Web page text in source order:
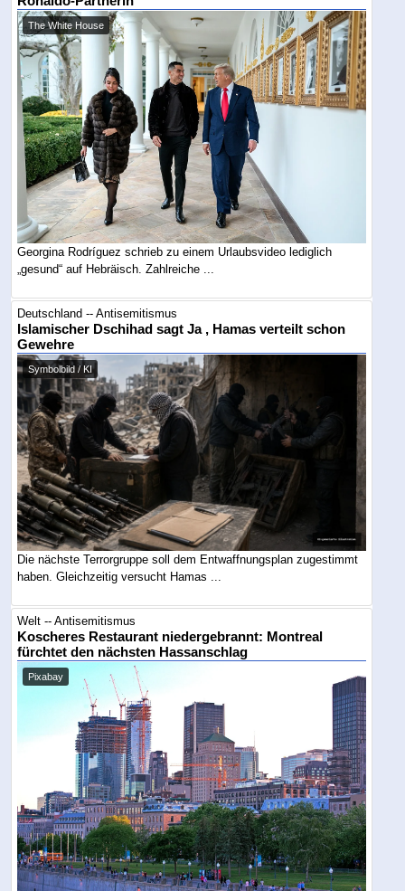
The White House
Georgina Rodríguez schrieb zu einem Urlaubsvideo lediglich
„gesund“ auf Hebräisch. Zahlreiche ...
Deutschland -- Antisemitismus
Islamischer Dschihad sagt Ja , Hamas verteilt schon
Gewehre
Symbolbild / KI
Die nächste Terrorgruppe soll dem Entwaffnungsplan zugestimmt
haben. Gleichzeitig versucht Hamas ...
Welt -- Antisemitismus
Koscheres Restaurant niedergebrannt: Montreal
fürchtet den nächsten Hassanschlag
Pixabay